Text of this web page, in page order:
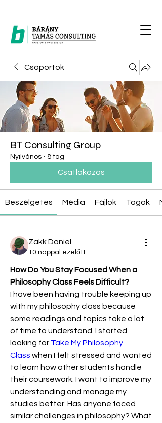
Csoportok
BT Consulting Group
Nyilvános · 8 tag
Csatlakozás
Beszélgetés Média Fájlok Tagok
Zakk Daniel
10 nappal ezelőtt
How Do You Stay Focused When a
Philosophy Class Feels Difficult?
I have been having trouble keeping up
with my philosophy class because
some readings and topics take a lot
of time to understand. I started
looking for Take My Philosophy
Class when I felt stressed and wanted
to learn how other students handle
their coursework. I want to improve my
understanding and manage my
studies better. Has anyone faced
similar challenges in philosophy? What